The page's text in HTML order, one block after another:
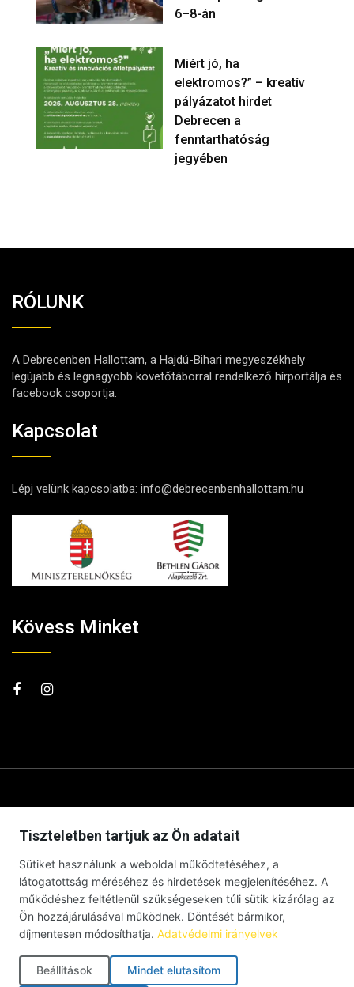
6–8-án
Miért jó, ha
elektromos?” – kreatív
pályázatot hirdet
Debrecen a
fenntarthatóság
jegyében
RÓLUNK
A Debrecenben Hallottam, a Hajdú-Bihari megyeszékhely
legújabb és legnagyobb követőtáborral rendelkező hírportálja és
facebook csoportja.
Kapcsolat
Lépj velünk kapcsolatba: info@debrecenbenhallottam.hu
Kövess Minket
© Debrecenben Hallottam – Minden jog fenntartva – 2026 |
Impresszum
| Adatkezelési tájékoztató |
Cookie-beállítások
Tiszteletben tartjuk az Ön adatait
Sütiket használunk a weboldal működtetéséhez, a
látogatottság méréséhez és hirdetések megjelenítéséhez. A
működéshez feltétlenül szükségeseken túli sütik kizárólag az
Ön hozzájárulásával működnek. Döntését bármikor,
díjmentesen módosíthatja. Adatvédelmi irányelvek
Beállítások Mindet elutasítom